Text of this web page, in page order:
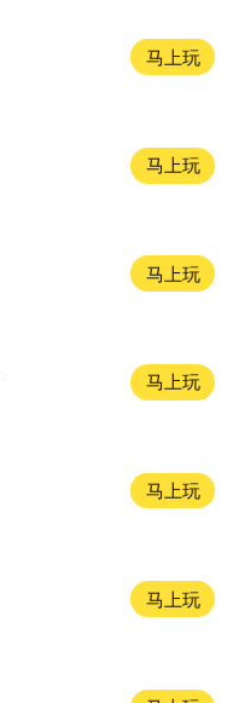
马上玩
马上玩
马上玩
马上玩
马上玩
马上玩